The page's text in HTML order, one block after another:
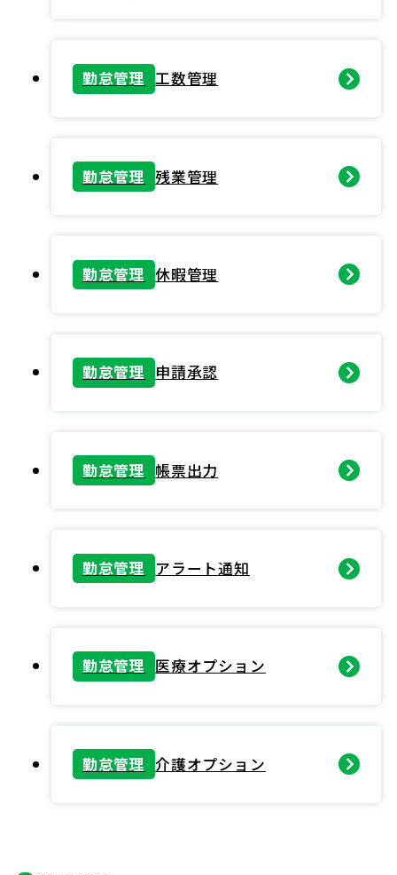
勤怠管理 工数管理
勤怠管理 残業管理
勤怠管理 休暇管理
勤怠管理 申請承認
勤怠管理 帳票出力
勤怠管理 アラート通知
勤怠管理 医療オプション
勤怠管理 介護オプション